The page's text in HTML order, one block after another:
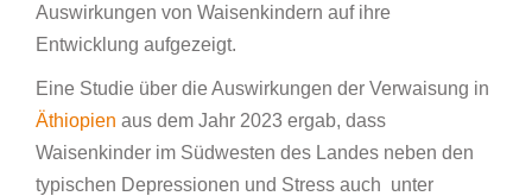
Auswirkungen von Waisenkindern auf ihre
Entwicklung aufgezeigt.
Eine Studie über die Auswirkungen der Verwaisung in
Äthiopien aus dem Jahr 2023 ergab, dass
Waisenkinder im Südwesten des Landes neben den
typischen Depressionen und Stress auch unter